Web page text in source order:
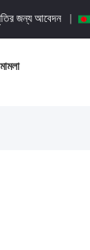
জন্য আবেদন |
মামলা